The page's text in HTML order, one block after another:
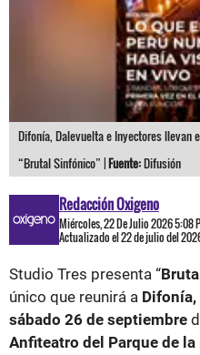
Difonía, Dalevuelta e Inyectores llevan
“Brutal Sinfónico” |Fuente:Difusión
Redacción Oxigeno
Miércoles, 22 De Julio 2026 5:08
Actualizado el 22 de julio del
Studio Tres presenta “
único que reunirá a Difonía,
sábado 26 de septiembre
Anfiteatro del Parque de